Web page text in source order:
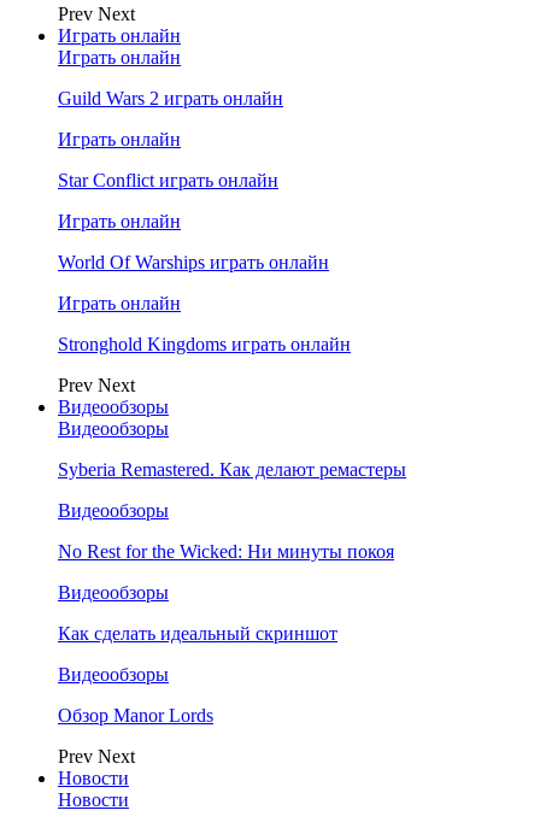
Prev Next
Играть онлайн
Играть онлайн
Guild Wars 2 играть онлайн
Играть онлайн
Star Conflict играть онлайн
Играть онлайн
World Of Warships играть онлайн
Играть онлайн
Stronghold Kingdoms играть онлайн
Prev Next
Видеообзоры
Видеообзоры
Syberia Remastered. Как делают ремастеры
Видеообзоры
No Rest for the Wicked: Ни минуты покоя
Видеообзоры
Как сделать идеальный скриншот
Видеообзоры
Обзор Manor Lords
Prev Next
Новости
Новости